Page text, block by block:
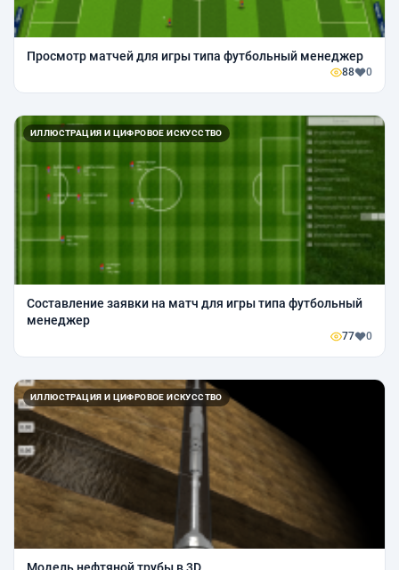
Просмотр матчей для игры типа футбольный менеджер
88 0
ИЛЛЮСТРАЦИЯ И ЦИФРОВОЕ ИСКУССТВО
Составление заявки на матч для игры типа футбольный
менеджер
77 0
ИЛЛЮСТРАЦИЯ И ЦИФРОВОЕ ИСКУССТВО